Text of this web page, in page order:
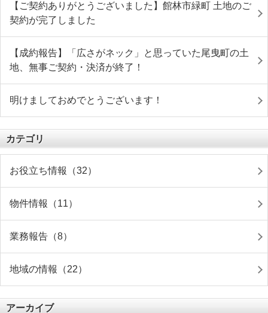
【ご契約ありがとうございました】館林市緑町 土地のご
契約が完了しました
【成約報告】「広さがネック」と思っていた尾曳町の土
地、無事ご契約・決済が終了！
明けましておめでとうございます！
カテゴリ
お役立ち情報（32）
物件情報（11）
業務報告（8）
地域の情報（22）
アーカイブ